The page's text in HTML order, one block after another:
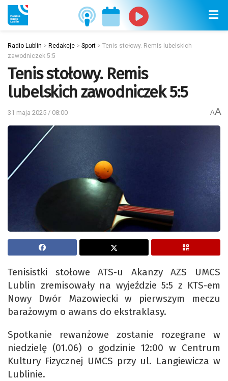
Radio Lublin > Redakcje > Sport > Tenis stołowy. Remis lubelskich
zawodniczek 5:5
Tenis stołowy. Remis
lubelskich zawodniczek 5:5
31 maja 2025 / 08:00 AA
Tenisistki stołowe ATS-u Akanzy AZS UMCS
Lublin zremisowały na wyjeździe 5:5 z KTS-em
Nowy Dwór Mazowiecki w pierwszym meczu
barażowym o awans do ekstraklasy.
Spotkanie rewanżowe zostanie rozegrane w
niedzielę (01.06) o godzinie 12:00 w Centrum
Kultury Fizycznej UMCS przy ul. Langiewicza w
Lublinie.